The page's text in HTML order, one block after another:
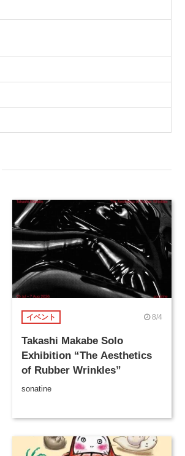
イベント 8/4
Takashi Makabe Solo
Exhibition “The Aesthetics
of Rubber Wrinkles”
sonatine